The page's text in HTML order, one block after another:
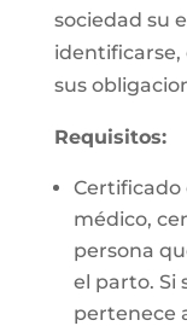
sociedad su
identificarse,
sus
Requisitos:
Certificado
médico,
persona
el parto. Si
pertenece